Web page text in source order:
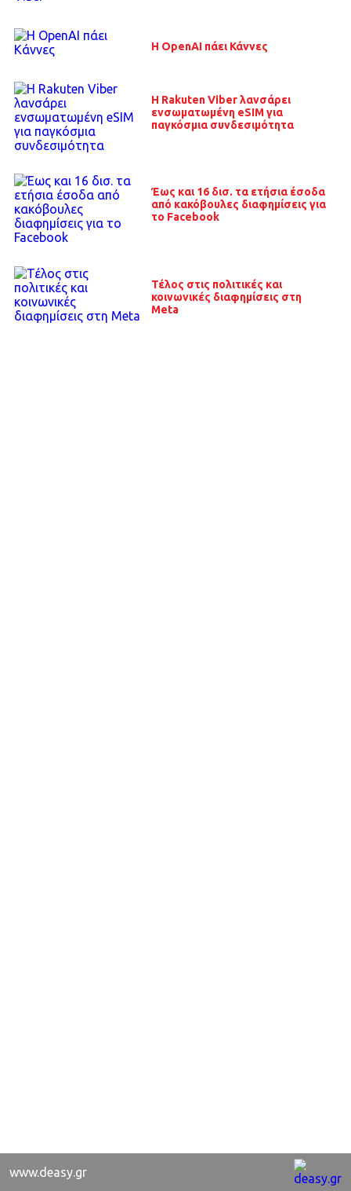
Η OpenAI πάει Κάννες
Η Rakuten Viber λανσάρει
ενσωματωμένη eSIM για
παγκόσμια συνδεσιμότητα
Έως και 16 δισ. τα ετήσια έσοδα
από κακόβουλες διαφημίσεις για
το Facebook
Τέλος στις πολιτικές και
κοινωνικές διαφημίσεις στη
Meta
www.deasy.gr